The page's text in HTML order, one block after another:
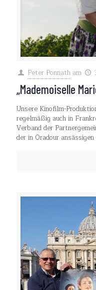
Peter Ponnath am
„Mademoiselle
Unsere Kinofilm-
regelmäßig auch in
Verband der
der in Oradour